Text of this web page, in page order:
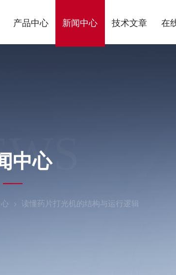
产品中心 新闻中心 技术文章 在
中心
读懂药片打光机的结构与运行逻辑